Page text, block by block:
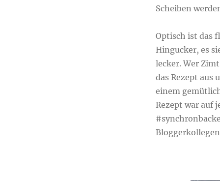
Scheiben
Optisch ist das
Hingucker, es
lecker. Wer
das Rezept aus
einem
Rezept war auf